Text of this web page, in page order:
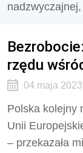
nadzwyczajnej,
rzędu
04 maja 2023
Polska kolejny
Unii
– przekazała